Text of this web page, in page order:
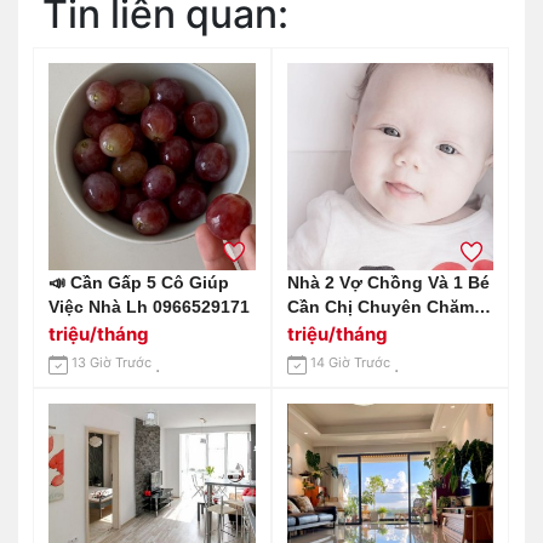
Tin liên quan:
📣 Cần Gấp 5 Cô Giúp
Việc Nhà Lh 0966529171
triệu/tháng
13 Giờ Trước
Nhà 2 Vợ Chồng Và 1 Bé
Cần Chị Chuyên Chăm
Bé Trên Đường An
Dương Vương Q6
Lương Cao Đây Ạ.
triệu/tháng
14 Giờ Trước